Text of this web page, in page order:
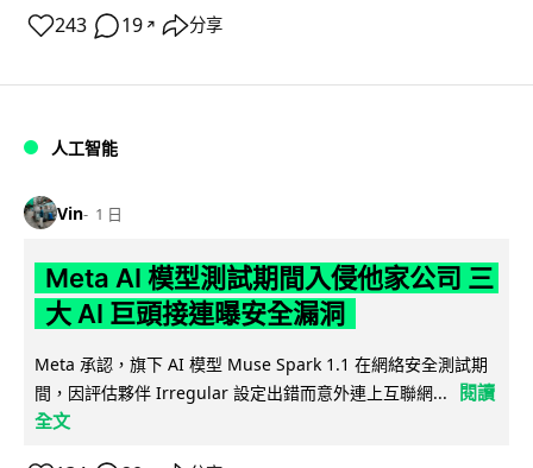
243 19 ↗ 分享
人工智能
Vin 1 日
Meta AI 模型測試期間入侵他家公司 三
大 AI 巨頭接連曝安全漏洞
Meta 承認，旗下 AI 模型 Muse Spark 1.1 在網絡安全測試期
間，因評估夥伴 Irregular 設定出錯而意外連上互聯網...
閱讀
全文